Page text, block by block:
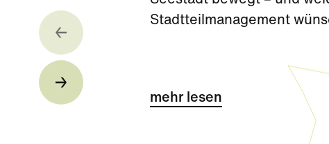
Stadtteilmanagement
mehr lesen